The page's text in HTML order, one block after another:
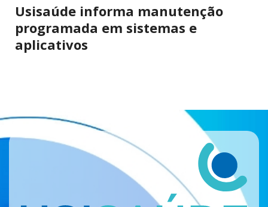
Usisaúde informa manutenção
programada em sistemas e
aplicativos